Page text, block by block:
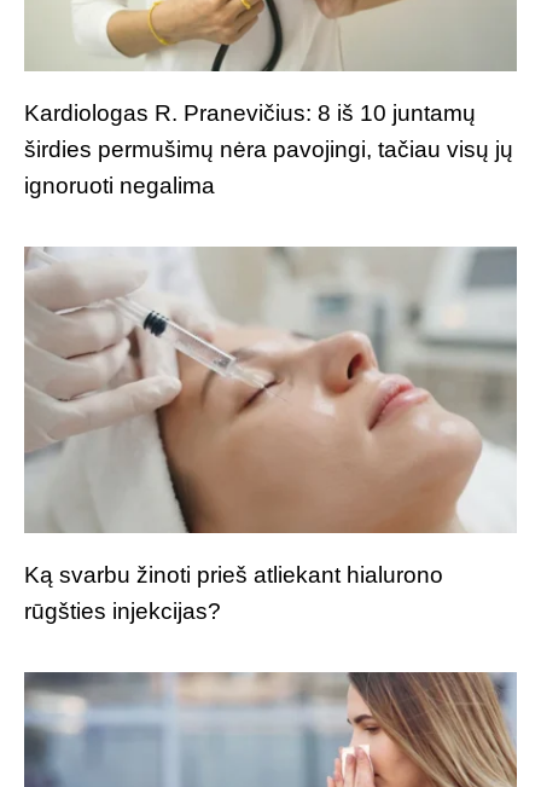
Kardiologas R. Pranevičius: 8 iš 10 juntamų
širdies permušimų nėra pavojingi, tačiau visų jų
ignoruoti negalima
Ką svarbu žinoti prieš atliekant hialurono
rūgšties injekcijas?